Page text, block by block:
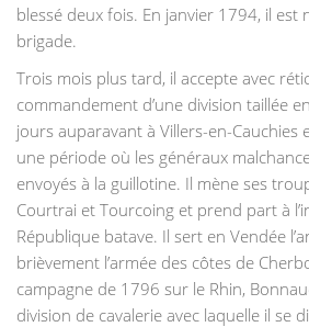
blessé deux fois. En janvier 1794, il est
brigade.
Trois mois plus tard, il accepte avec
commandement d’une division taillée
jours auparavant à Villers-en-Cauchies
une période où les généraux
envoyés à la guillotine. Il mène ses
Courtrai et Tourcoing et prend part à
République batave. Il sert en Vendée
brièvement l’armée des côtes de
campagne de 1796 sur le Rhin,
division de cavalerie avec laquelle il se